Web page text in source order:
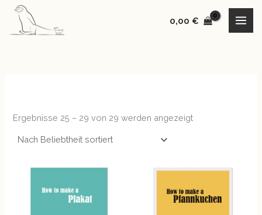
Zum
Inhalt
0,00 €
Ergebnisse 25 – 29 von 29 werden angezeigt
Beliebtheit
sortiert